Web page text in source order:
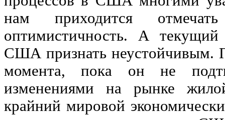
нам приходится
оптимистичность. А
США признать неустойчивым.
момента, пока он не
изменениями на рынке
крайний мировой